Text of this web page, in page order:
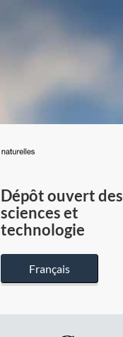
du
Canada
Dépôt ouvert des
sciences et
technologie
Français